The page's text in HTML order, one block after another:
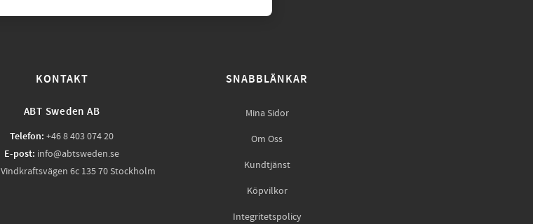
KONTAKT
ABT Sweden AB
Telefon: +46 8 403 074 20
E-post: info@abtsweden.se
Vindkraftsvägen 6c 135 70 Stockholm
SNABBLÄNKAR
Mina Sidor
Om Oss
Kundtjänst
Köpvilkor
Integritetspolicy